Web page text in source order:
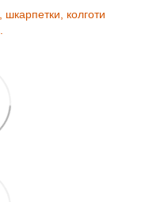
колготи